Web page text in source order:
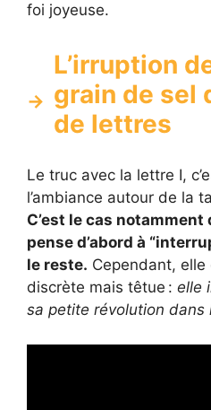
foi joyeuse.
L’irruption
grain de sel
de lettres
Le truc avec la lettre I,
l’ambiance autour de la
C’est le cas
pense d’abord à
le reste. Cependant,
discrète mais têtue : elle
sa petite révolution dans